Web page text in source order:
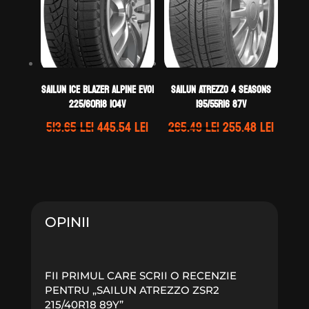
Sailun ICE BLAZER ALPINE EVO1
225/60R18 104V
513.65leiPrețul
445.54leiPrețul
Sailun ATREZZO 4 SEASONS
195/55R16 87V
265.49leiPrețul
255.48leiPrețul
OPINII
FII PRIMUL CARE SCRII O RECENZIE
PENTRU „SAILUN ATREZZO ZSR2
215/40R18 89Y”